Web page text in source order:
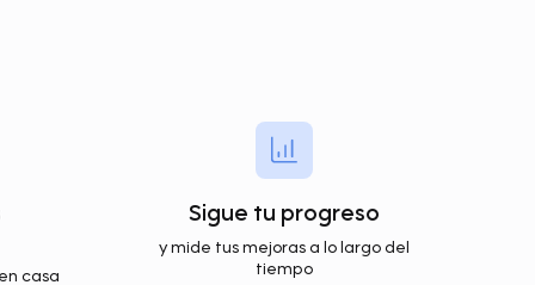
casa
Sigue tu progreso
y mide tus mejoras a lo largo del
tiempo